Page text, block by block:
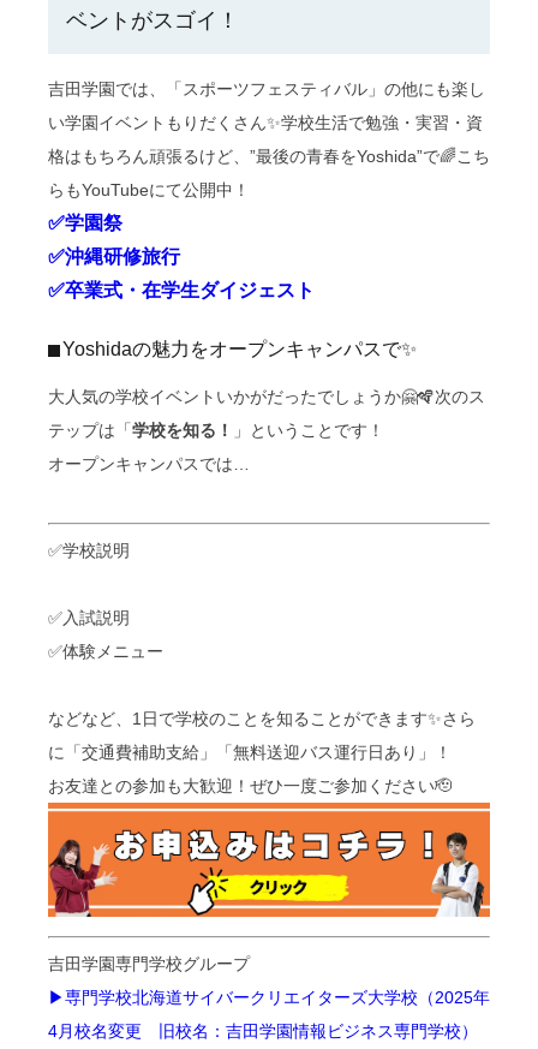
ベントがスゴイ！
吉田学園では、「スポーツフェスティバル」の他にも楽し
い学園イベントもりだくさん✨学校生活で勉強・実習・資
格はもちろん頑張るけど、”最後の青春をYoshida”で🌈こち
らもYouTubeにて公開中！
✅学園祭
✅沖縄研修旅行
✅卒業式・在学生ダイジェスト
Yoshidaの魅力をオープンキャンパスで✨
大人気の学校イベントいかがだったでしょうか🤗🪇次のス
テップは「学校を知る！
」ということです！
オープンキャンパスでは…
✅学校説明
✅入試説明
✅体験メニュー
などなど、1日で学校のことを知ることができます✨さら
に「交通費補助支給」「無料送迎バス運行日あり」！
お友達との参加も大歓迎！ぜひ一度ご参加ください🫡
吉田学園専門学校グループ
▶専門学校北海道サイバークリエイターズ大学校（2025年
4月校名変更 旧校名：吉田学園情報ビジネス専門学校）